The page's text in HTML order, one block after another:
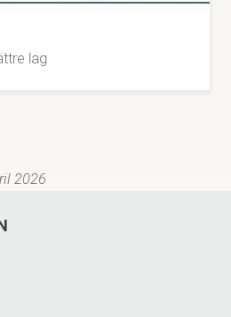
lag
2026